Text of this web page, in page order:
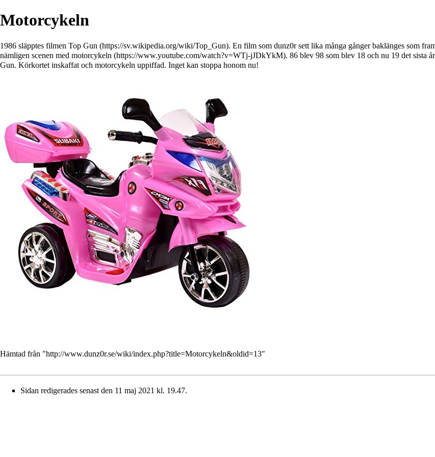
Motorcykeln
1986 släpptes filmen Top Gun
. En film som dunz0r sett lika många gånger baklänges som
nämligen scenen med motorcykeln
. 86 blev 98 som blev 18 och nu 19 det sista
Gun. Körkortet inskaffat och motorcykeln uppiffad. Inget kan stoppa honom nu!
Hämtad från "http://www.dunz0r.se/wiki/index.php?title=Motorcykeln&oldid=13"
Sidan redigerades senast den 11 maj 2021 kl. 19.47.